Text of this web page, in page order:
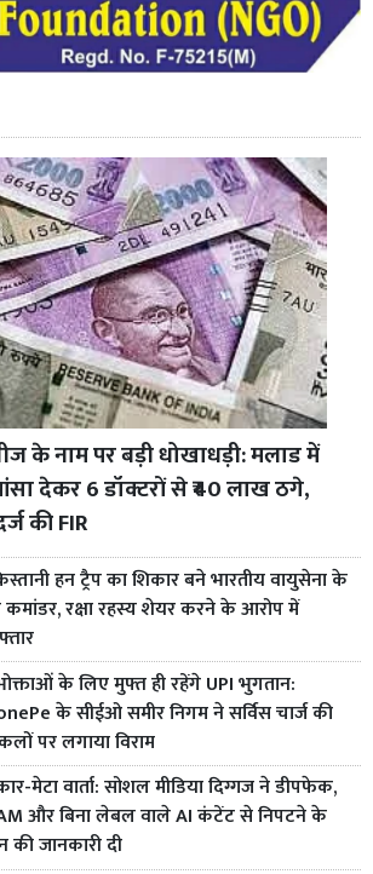
के नाम पर बड़ी धोखाधड़ी: मलाड में
देकर 6 डॉक्टरों से ₹40 लाख ठगे,
की FIR
हन ट्रैप का शिकार बने भारतीय वायुसेना के
कमांडर, रक्षा रहस्य शेयर करने के आरोप में
के लिए मुफ्त ही रहेंगे UPI भुगतान:
के सीईओ समीर निगम ने सर्विस चार्ज की
पर लगाया विराम
मेटा वार्ता: सोशल मीडिया दिग्गज ने डीपफेक,
और बिना लेबल वाले AI कंटेंट से निपटने के
की जानकारी दी